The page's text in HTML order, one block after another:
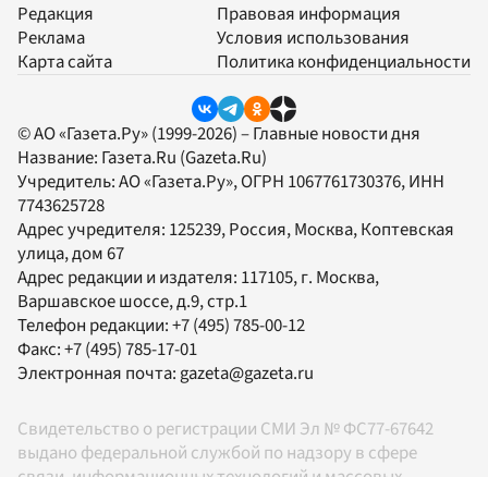
Редакция
Реклама
Карта сайта
Правовая информация
Условия использования
Политика конфиденциальности
© АО «Газета.Ру» (1999-2026) – Главные новости дня
Название: Газета.Ru (Gazeta.Ru)
Учредитель:АО «Газета.Ру», ОГРН 1067761730376, ИНН
7743625728
Адрес учредителя: 125239, Россия, Москва, Коптевская
улица, дом 67
Адрес редакции и издателя: 117105, г. Москва,
Варшавское шоссе, д.9, стр.1
Телефон редакции:+7 (495) 785-00-12
Факс:+7 (495) 785-17-01
Электронная почта:gazeta@gazeta.ru
Свидетельство о регистрации СМИ Эл № ФС77-67642
выдано федеральной службой по надзору в сфере